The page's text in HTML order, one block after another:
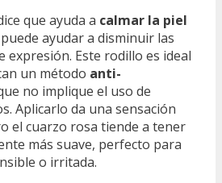
que ayuda a calmar la piel
ayudar a disminuir las
expresión. Este rodillo es ideal
un método anti-
no implique el uso de
Aplicarlo da una sensación
el cuarzo rosa tiende a tener
más suave, perfecto para
o irritada.